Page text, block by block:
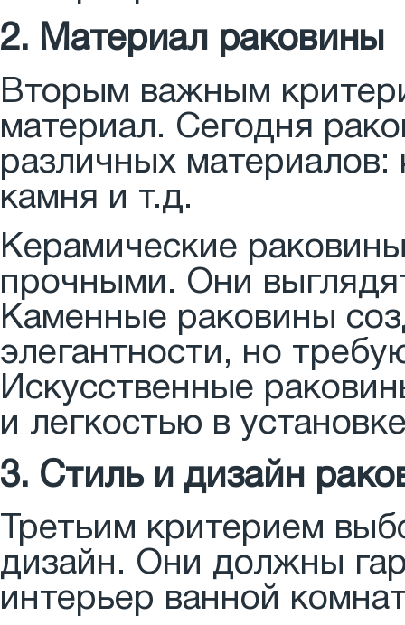
2. Материал раковины
Вторым важным
материал. Сегодня
различных материалов:
камня и т.д.
Керамические
прочными. Они
Каменные раковины
элегантности, но
Искусственные
и легкостью в
3. Стиль и дизайн
Третьим критерием
дизайн. Они должны
интерьер ванной